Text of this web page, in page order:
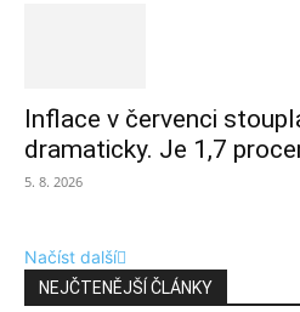
Inflace v červenci
dramaticky. Je 1,7
5. 8. 2026
Načíst další
NEJČTENĚJŠÍ ČLÁNKY